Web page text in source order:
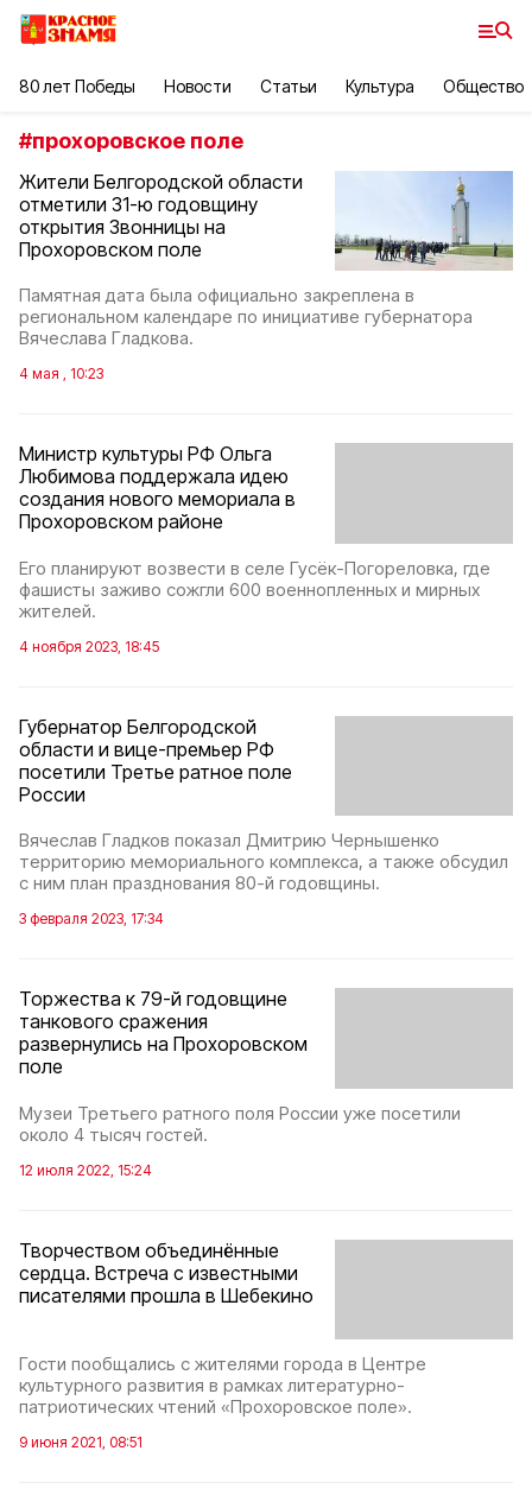
80 лет Победы Новости Статьи Культура Общество
#прохоровское поле
Жители Белгородской области
отметили 31-ю годовщину
открытия Звонницы на
Прохоровском поле
Памятная дата была официально закреплена в
региональном календаре по инициативе губернатора
Вячеслава Гладкова.
4 мая , 10:23
Министр культуры РФ Ольга
Любимова поддержала идею
создания нового мемориала в
Прохоровском районе
Его планируют возвести в селе Гусёк-Погореловка, где
фашисты заживо сожгли 600 военнопленных и мирных
жителей.
4 ноября 2023, 18:45
Губернатор Белгородской
области и вице-премьер РФ
посетили Третье ратное поле
России
Вячеслав Гладков показал Дмитрию Чернышенко
территорию мемориального комплекса, а также обсудил
с ним план празднования 80-й годовщины.
3 февраля 2023, 17:34
Торжества к 79-й годовщине
танкового сражения
развернулись на Прохоровском
поле
Музеи Третьего ратного поля России уже посетили
около 4 тысяч гостей.
12 июля 2022, 15:24
Творчеством объединённые
сердца. Встреча с известными
писателями прошла в Шебекино
Гости пообщались с жителями города в Центре
культурного развития в рамках литературно-
патриотических чтений «Прохоровское поле».
9 июня 2021, 08:51